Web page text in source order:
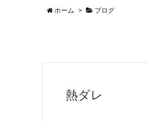
ホーム > ブログ
熱ダレ